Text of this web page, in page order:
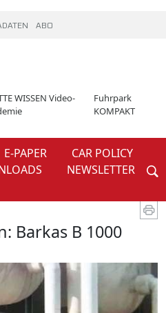
ABO
WISSEN Video-
Fuhrpark
KOMPAKT
E-PAPER
CAR POLICY
NEWSLETTER
Weiter
Barkas B 1000